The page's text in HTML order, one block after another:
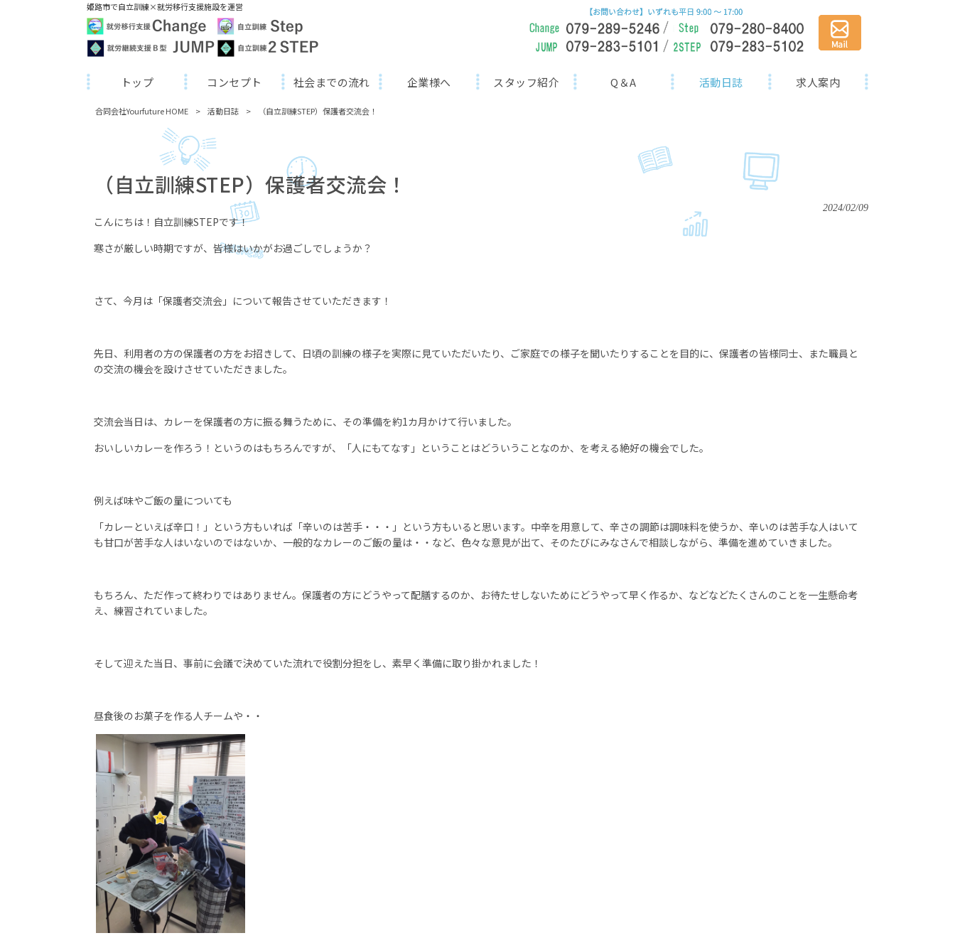
姫路市で自立訓練×就労移行支援施設を運営
トップ コンセプト 社会までの流れ 企業様へ スタッフ紹介 Q＆A 活動日誌 求人案内
合同会社Yourfuture HOME > 活動日誌 > （自立訓練STEP）保護者交流会！
（自立訓練STEP）保護者交流会！
2024/02/09
こんにちは！自立訓練STEPです！
寒さが厳しい時期ですが、皆様はいかがお過ごしでしょうか？
さて、今月は「保護者交流会」について報告させていただきます！
先日、利用者の方の保護者の方をお招きして、日頃の訓練の様子を実際に見ていただいたり、ご家庭での様子を聞いたりすることを目的に、保護者の皆様同士、また職員と
の交流の機会を設けさせていただきました。
交流会当日は、カレーを保護者の方に振る舞うために、その準備を約1カ月かけて行いました。
おいしいカレーを作ろう！というのはもちろんですが、「人にもてなす」ということはどういうことなのか、を考える絶好の機会でした。
例えば味やご飯の量についても
「カレーといえば辛口！」という方もいれば「辛いのは苦手・・・」という方もいると思います。中辛を用意して、辛さの調節は調味料を使うか、辛いのは苦手な人はいて
も甘口が苦手な人はいないのではないか、一般的なカレーのご飯の量は・・など、色々な意見が出て、そのたびにみなさんで相談しながら、準備を進めていきました。
もちろん、ただ作って終わりではありません。保護者の方にどうやって配膳するのか、お待たせしないためにどうやって早く作るか、などなどたくさんのことを一生懸命考
え、練習されていました。
そして迎えた当日、事前に会議で決めていた流れで役割分担をし、素早く準備に取り掛かれました！
昼食後のお菓子を作る人チームや・・